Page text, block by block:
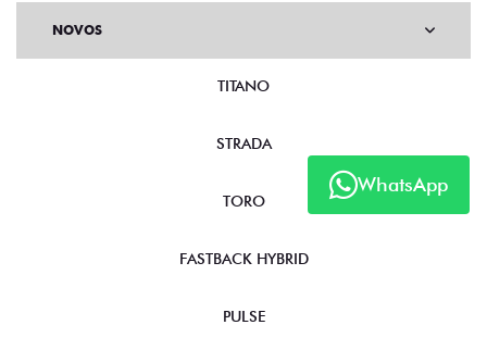
WhatsApp
NOVOS
TITANO
STRADA
TORO
FASTBACK HYBRID
PULSE